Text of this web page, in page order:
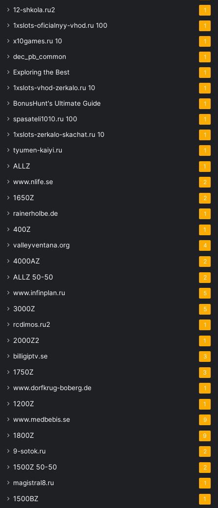
12-shkola.ru2 1
1xslots-oficialnyy-vhod.ru 100 1
x10games.ru 10 1
dec_pb_common 1
Exploring the Best 1
1xslots-vhod-zerkalo.ru 10 1
BonusHunt's Ultimate Guide 1
spasateli1010.ru 100 1
1xslots-zerkalo-skachat.ru 10 1
tyumen-kaiyi.ru 1
ALLZ 1
www.nlife.se 2
1650Z 2
rainerholbe.de 1
400Z 1
valleyventana.org 4
4000AZ 2
ALLZ 50-50 2
www.infinplan.ru 5
3000Z 5
rcdimos.ru2 1
2000Z2 1
billigiptv.se 3
1750Z 3
www.dorfkrug-boberg.de 1
1200Z 1
www.medbebis.se 9
1800Z 9
9-sotok.ru 2
1500Z 50-50 2
magistral8.ru 1
1500BZ 1